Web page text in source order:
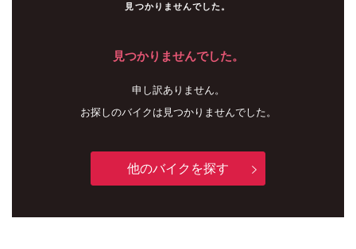
見つかりませんでした。
見つかりませんでした。
申し訳ありません。
お探しのバイクは見つかりませんでした。
他のバイクを探す